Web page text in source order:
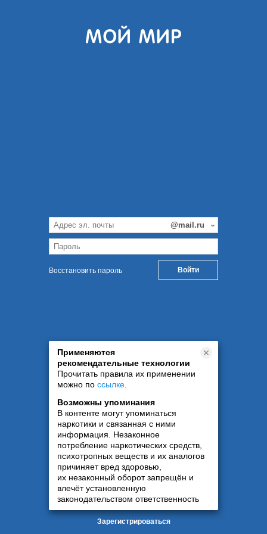
Восстановить пароль
Применяются
рекомендательные технологии
Прочитать правила их применении
можно по ссылке
Возможны упоминания
В контенте могут упоминаться
наркотики и связанная с ними
информация. Незаконное
потребление наркотических средств,
психотропных веществ и их аналогов
причиняет вред здоровью,
их незаконный оборот запрещён и
влечёт установленную
законодательством ответственность
Зарегистрироваться